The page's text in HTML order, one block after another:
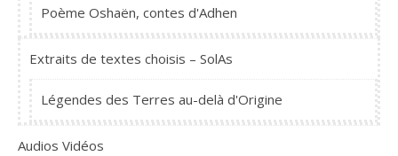
Poème Oshaën, contes d'Adhen
Extraits de textes choisis – SolAs
Légendes des Terres au-delà d'Origine
Audios Vidéos